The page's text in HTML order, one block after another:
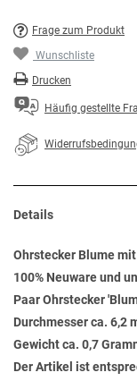
Frage zum Produkt
Wunschliste
Drucken
Häufig gestellte
Details
Ohrstecker Blume
100% Neuware und
Paar Ohrstecker
Durchmesser ca. 6,2
Gewicht ca. 0,7
Der Artikel ist